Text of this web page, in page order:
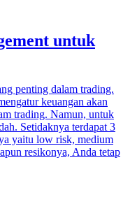
untuk
penting dalam trading.
keuangan akan
trading. Namun, untuk
Setidaknya terdapat 3
yaitu low risk, medium
resikonya, Anda tetap